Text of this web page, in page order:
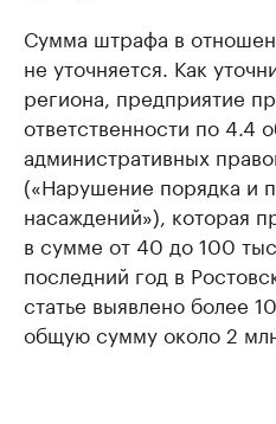
Сумма штрафа в
не уточняется. Как
региона, предприятие
ответственности по 4.4
административных
(«Нарушение порядка и
насаждений»), которая
в сумме от 40 до 100
последний год в
статье выявлено более
общую сумму около 2